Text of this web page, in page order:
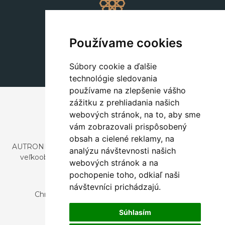
Používame cookies
Súbory cookie a ďalšie
technológie sledovania
používame na zlepšenie vášho
zážitku z prehliadania našich
webových stránok, na to, aby sme
vám zobrazovali prispôsobený
obsah a cielené reklamy, na
analýzu návštevnosti našich
webových stránok a na
pochopenie toho, odkiaľ naši
návštevníci prichádzajú.
Súhlasím
+420 311 604 182
dekorace@autronic.cz
AUTRONIC, s.r.o. je spoločnosť zaoberajúca sa dovozom a
veľkoobchodným predajom dizajnového aj štýlového
nábytku a dekorácií.
Česká republika
Chrustenice 270, 267 12 Loděnice u Berouna
Slovensko
Nová 366, 032 02 Závažná Poruba